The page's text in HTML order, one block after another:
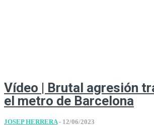
Vídeo | Brutal agresión
el metro de Barcelona
JOSEP HERRERA - 12/06/2023